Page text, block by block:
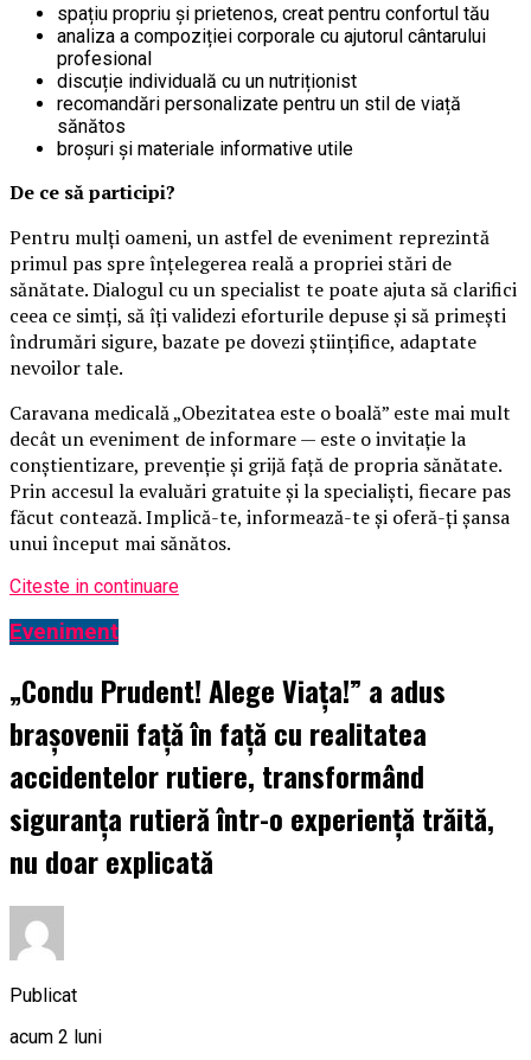
spațiu propriu și prietenos, creat pentru confortul tău
analiza a compoziției corporale cu ajutorul cântarului
profesional
discuție individuală cu un nutriționist
recomandări personalizate pentru un stil de viață
sănătos
broșuri și materiale informative utile
De ce să participi?
Pentru mulți oameni, un astfel de eveniment reprezintă
primul pas spre înțelegerea reală a propriei stări de
sănătate. Dialogul cu un specialist te poate ajuta să clarifici
ceea ce simți, să îți validezi eforturile depuse și să primești
îndrumări sigure, bazate pe dovezi științifice, adaptate
nevoilor tale.
Caravana medicală „Obezitatea este o boală” este mai mult
decât un eveniment de informare — este o invitație la
conștientizare, prevenție și grijă față de propria sănătate.
Prin accesul la evaluări gratuite și la specialiști, fiecare pas
făcut contează. Implică-te, informează-te și oferă-ți șansa
unui început mai sănătos.
Citeste in continuare
Eveniment
„Condu Prudent! Alege Viața!” a adus
brașovenii față în față cu realitatea
accidentelor rutiere, transformând
siguranța rutieră într-o experiență trăită,
nu doar explicată
Publicat
acum 2 luni